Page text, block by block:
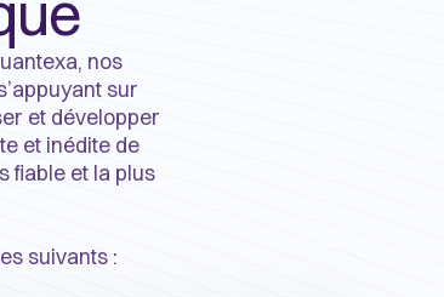
nos
sur
et développer
et inédite de
fiable et la plus
suivants :